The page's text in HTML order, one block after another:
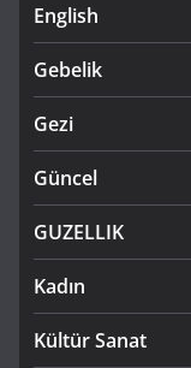
English
Gebelik
Gezi
Güncel
GUZELLIK
Kadın
Kültür Sanat